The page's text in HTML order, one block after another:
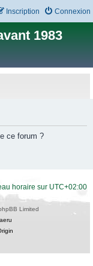
Connexion
Inscription
1983
ce forum ?
horaire sur UTC+02:00
Limited